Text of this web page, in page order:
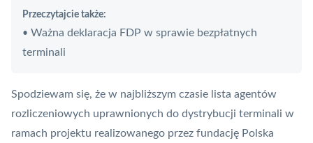
Przeczytajcie także:
• Ważna deklaracja FDP w sprawie bezpłatnych
terminali
Spodziewam się, że w najbliższym czasie lista agentów
rozliczeniowych uprawnionych do dystrybucji terminali w
ramach projektu realizowanego przez fundację Polska